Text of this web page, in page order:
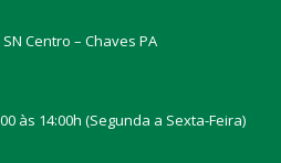
Centro – Chaves PA
às 14:00h (Segunda a Sexta-Feira)